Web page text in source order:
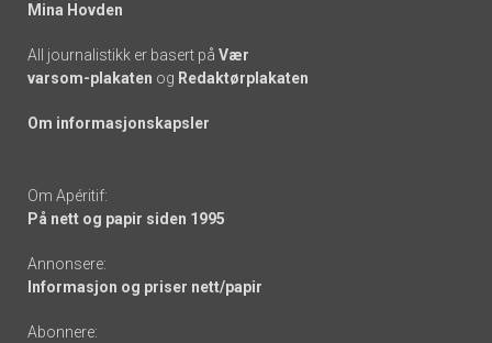
Mina Hovden
All journalistikk er basert på Vær
varsom-plakaten og Redaktørplakaten
Om informasjonskapsler
Om Apéritif:
På nett og papir siden 1995
Annonsere:
Informasjon og priser nett/papir
Abonnere: